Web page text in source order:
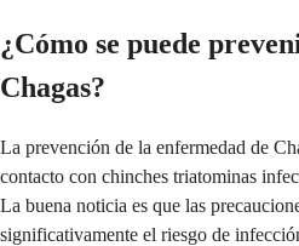
¿Cómo se puede
Chagas?
La prevención de la enfermedad de
contacto con chinches triatominas
La buena noticia es que las
significativamente el riesgo de